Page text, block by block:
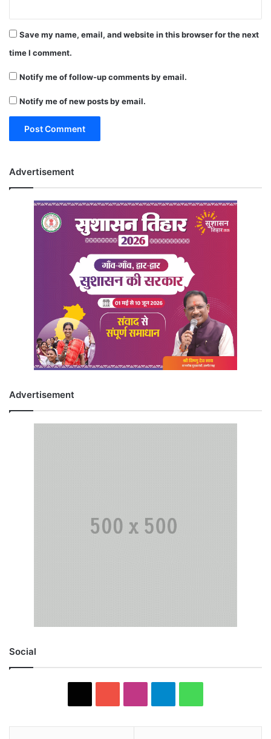
Save my name, email, and website in this browser for the next
time I comment.
Notify me of follow-up comments by email.
Notify me of new posts by email.
Advertisement
Advertisement
Social